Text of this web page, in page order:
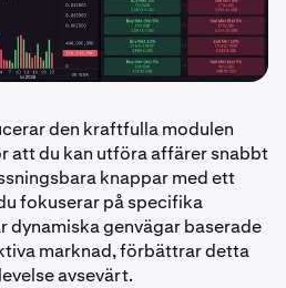
den kraftfulla modulen
att du kan utföra affärer snabbt
knappar med ett
fokuserar på specifika
dynamiska genvägar baserade
marknad, förbättrar detta
avsevärt.